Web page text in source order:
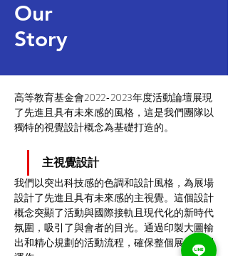
Our
Story
高等教育基金會2022-2023年度活動論壇展現
了先進且具有未來感的風格，這是我們團隊以
獨特的視覺設計概念為基礎打造的。
主視覺設計
我們以突出科技感的色調和設計風格，為展場
設計了先進且具有未來感的主視覺。這個設計
概念突顯了活動與國際接軌且現代化的新時代
氛圍，吸引了與會者的目光。通過印製大圖輸
出和精心規劃的活動流程，確保整個展會順利